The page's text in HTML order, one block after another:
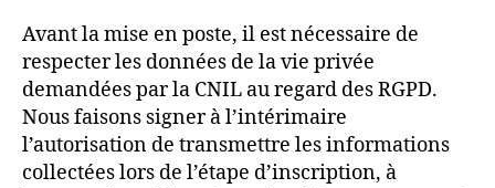
Avant la mise en poste, il est nécessaire de
respecter les données de la vie privée
demandées par la CNIL au regard des RGPD.
Nous faisons signer à l’intérimaire
l’autorisation de transmettre les informations
collectées lors de l’étape d’inscription, à